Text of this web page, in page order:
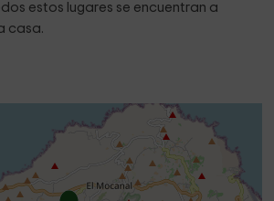
estos lugares se encuentran a
casa.